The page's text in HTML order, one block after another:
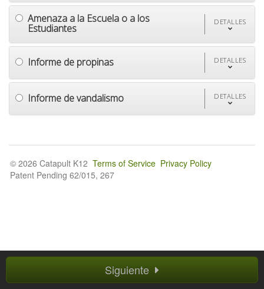
Amenaza a la Escuela o a los
Estudiantes
DETALLES
Informe de propinas DETALLES
Informe de vandalismo DETALLES
Siguiente
© 2026 Catapult K12 Terms of Service Privacy Policy
Patent Pending 62/015, 267